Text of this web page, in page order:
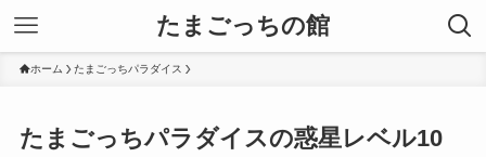
たまごっちの館
ホーム たまごっちパラダイス
たまごっちパラダイスの惑星レベル10